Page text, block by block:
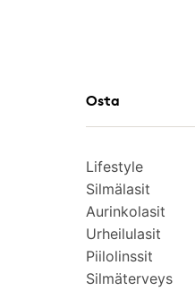
Osta
Lifestyle
Silmälasit
Aurinkolasit
Urheilulasit
Piilolinssit
Silmäterveys